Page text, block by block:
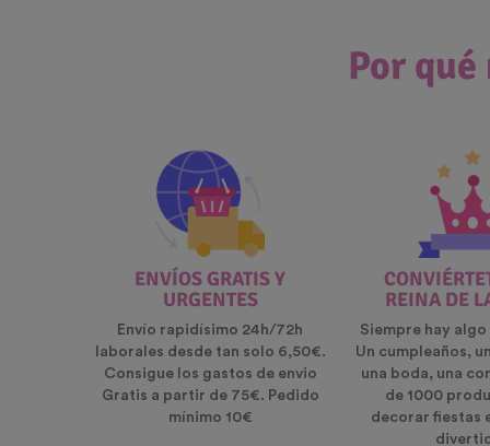
Por
ENVÍOS GRATIS Y
URGENTES
Envío rapidísimo 24h/72h
laborales desde tan solo 6,50€.
Consigue los gastos de envio
Gratis a partir de 75€. Pedido
mínimo 10€
REINA DE
Siempre hay
Un cumpleaños,
una boda, una
de 1000
decorar fiestas